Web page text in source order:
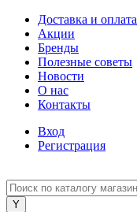
Доставка и оплата
Акции
Бренды
Полезные советы
Новости
О нас
Контакты
Вход
Регистрация